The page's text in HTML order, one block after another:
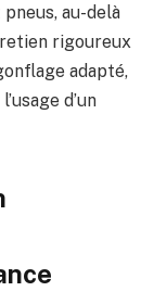
au-delà
rigoureux
adapté,
d’un